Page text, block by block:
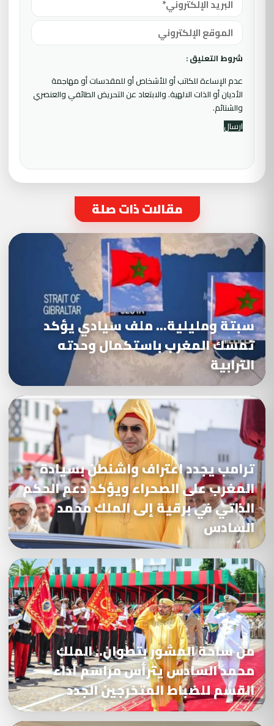
شروط التعليق :
عدم الإساءة للكاتب أو للأشخاص أو للمقدسات أو مهاجمة
الأديان أو الذات الالهية. والابتعاد عن التحريض الطائفي والعنصري
والشتائم.
مقالات ذات صلة
سبتة ومليلية… ملف سيادي يؤكد
تمسك المغرب باستكمال وحدته
الترابية
ترامب يجدد اعتراف واشنطن بسيادة
المغرب على الصحراء ويؤكد دعم الحكم
الذاتي في برقية إلى الملك محمد
السادس
من ساحة المشور بتطوان.. الملك
محمد السادس يترأس مراسم أداء
القسم للضباط المتخرجين الجدد